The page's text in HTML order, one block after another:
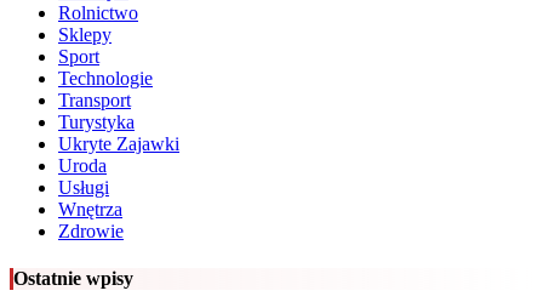
Rolnictwo
Sklepy
Sport
Technologie
Transport
Turystyka
Ukryte Zajawki
Uroda
Usługi
Wnętrza
Zdrowie
Ostatnie wpisy